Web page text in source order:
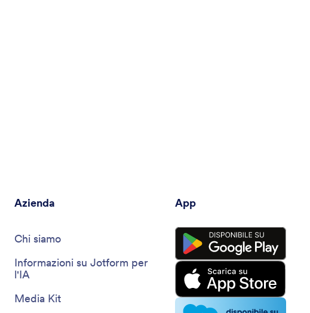
Azienda
Chi siamo
Informazioni su Jotform per
l'IA
Media Kit
App